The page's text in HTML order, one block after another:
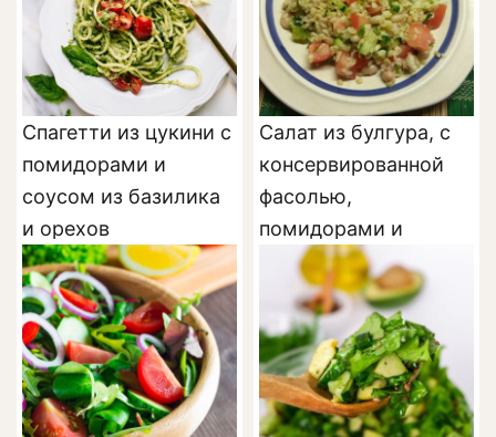
Спагетти из цукини с
помидорами и
соусом из базилика
и орехов
Салат из булгура, с
консервированной
фасолью,
помидорами и
огурцами